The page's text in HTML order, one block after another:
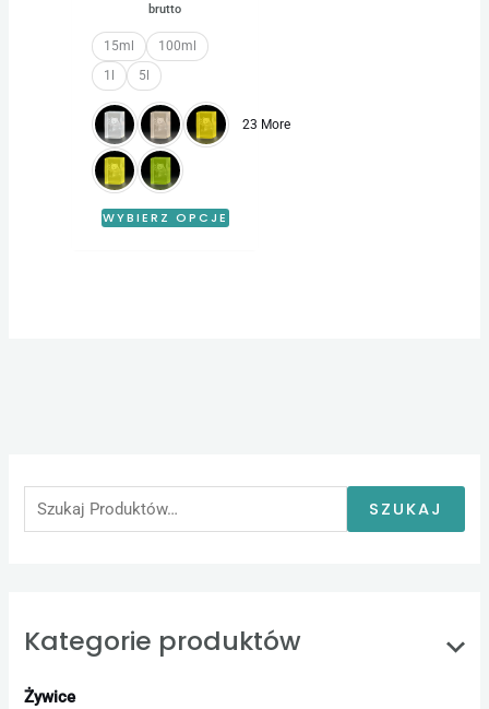
brutto
15ml
100ml
1l
5l
23 More
WYBIERZ OPCJE
k
:
SZUKAJ
Kategorie produktów
Żywice